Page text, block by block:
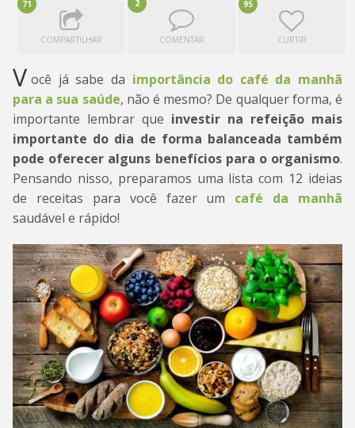
71
COMPARTILHAR
2
COMENTAR
95
CURTIR
V ocê já sabe da importância do café da manhã
para a sua saúde, não é mesmo? De qualquer forma, é
importante lembrar que investir na refeição mais
importante do dia de forma balanceada também
pode oferecer alguns benefícios para o organismo.
Pensando nisso, preparamos uma lista com 12 ideias
de receitas para você fazer um café da manhã
saudável e rápido!